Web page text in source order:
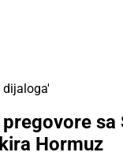
dijaloga'
sa
Hormuz